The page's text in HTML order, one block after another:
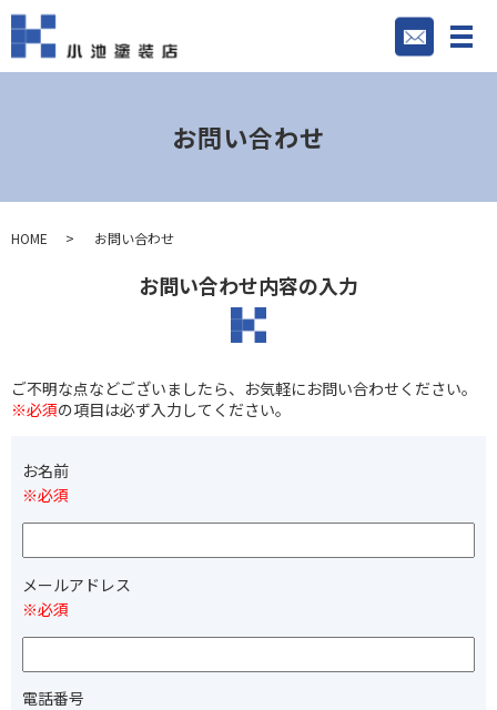
お問い合わせ
HOME お問い合わせ
お問い合わせ内容の入力
ご不明な点などございましたら、お気軽にお問い合わせください。
※必須の項目は必ず入力してください。
お名前
※必須
メールアドレス
※必須
電話番号